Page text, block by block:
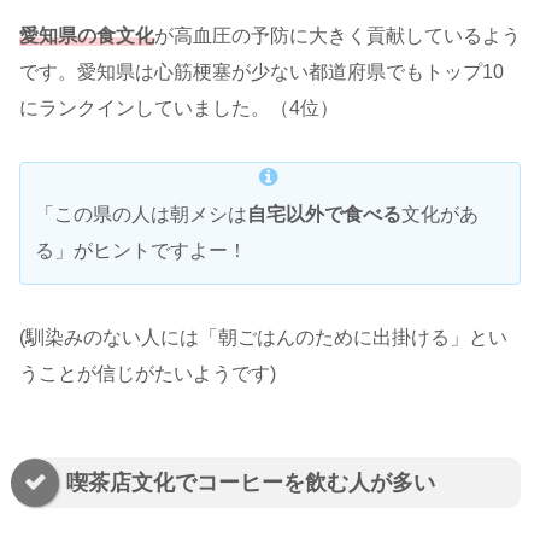
愛知県の食文化が高血圧の予防に大きく貢献しているよう
です。愛知県は心筋梗塞が少ない都道府県でもトップ10
にランクインしていました。（4位）
「この県の人は朝メシは自宅以外で食べる文化があ
る」がヒントですよー！
(馴染みのない人には「朝ごはんのために出掛ける」とい
うことが信じがたいようです)
喫茶店文化でコーヒーを飲む人が多い